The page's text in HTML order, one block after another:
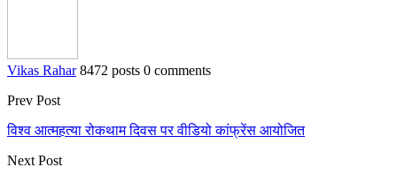
Vikas Rahar 8472 posts 0 comments
Prev Post
विश्व आत्महत्या रोकथाम दिवस पर वीडियो कांफ्रेंस आयोजित
Next Post